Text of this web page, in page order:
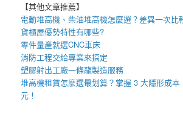
【其他文章推薦】
電動堆高機 、柴油堆高機怎麼選？差異一次比
貨櫃屋優勢特性有哪些?
零件量產就選CNC車床
消防工程交給專業來搞定
塑膠射出工廠一條龍製造服務
堆高機租賃怎麼選最划算？掌握 3 大隱形成
元！